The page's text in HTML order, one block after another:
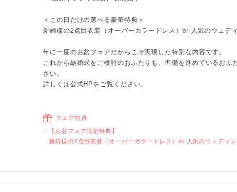
＜この日だけの選べる豪華特典＞
新婦様の2点目衣装（オーバーカラードレス）or 人気のウェデ
年に一度のお盆フェアだからこそ実現した特別な内容です。
これから結婚式をご検討のおふたりも、準備を進めているおふ
さい。
詳しくは公式HPをご覧ください。
フェア特典
【お盆フェア限定特典】
新婦様の2点目衣装（オーバーカラードレス）or 人気のウェディ